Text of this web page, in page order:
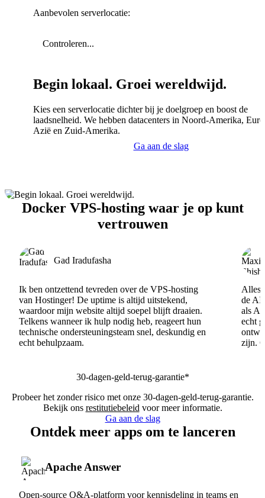
Aanbevolen serverlocatie:
Controleren...
Begin lokaal. Groei wereldwijd.
Kies een serverlocatie dichter bij je doelgroep en boost de
laadsnelheid. We hebben datacenters in Noord-Amerika,
Azië en Zuid-Amerika.
Ga aan de slag
Docker VPS-hosting waar je op kunt
vertrouwen
Gad Iradufasha
Ik ben ontzettend tevreden over de VPS-hosting
van Hostinger! De uptime is altijd uitstekend,
waardoor mijn website altijd soepel blijft draaien.
Telkens wanneer ik hulp nodig heb, reageert hun
technische ondersteuningsteam snel, deskundig en
echt behulpzaam.
Alles
de
als AI
echt
zijn.
30-dagen-geld-terug-garantie*
Probeer het zonder risico met onze 30-dagen-geld-terug-garantie.
Bekijk ons restitutiebeleid voor meer informatie.
Ga aan de slag
Ontdek meer apps om te lanceren
Apache Answer
Open-source Q&A-platform voor kennisdeling in teams en